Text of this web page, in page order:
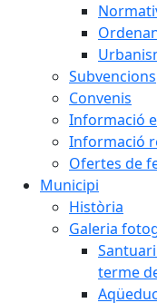
Subvencions
Convenis
Informació
Informació
Ofertes de
Municipi
Història
Galeria
terme